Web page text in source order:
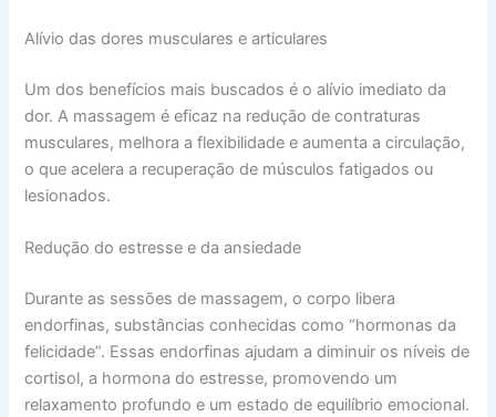
Alívio das dores musculares e articulares
Um dos benefícios mais buscados é o alívio imediato da
dor. A massagem é eficaz na redução de contraturas
musculares, melhora a flexibilidade e aumenta a circulação,
o que acelera a recuperação de músculos fatigados ou
lesionados.
Redução do estresse e da ansiedade
Durante as sessões de massagem, o corpo libera
endorfinas, substâncias conhecidas como “hormonas da
felicidade”. Essas endorfinas ajudam a diminuir os níveis de
cortisol, a hormona do estresse, promovendo um
relaxamento profundo e um estado de equilíbrio emocional.